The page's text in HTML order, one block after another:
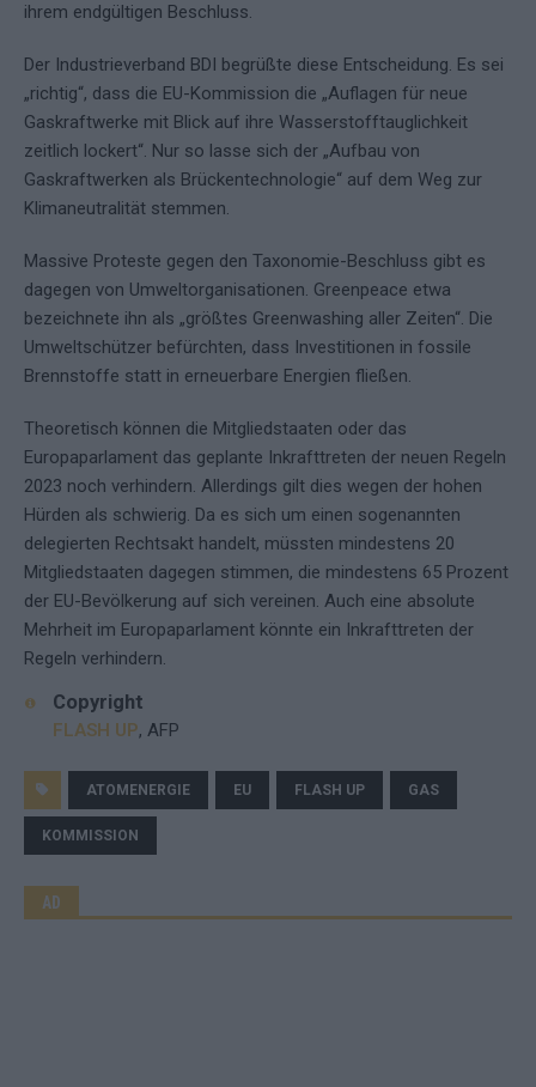
ihrem endgültigen Beschluss.
Der Industrieverband BDI begrüßte diese Entscheidung. Es sei
„richtig“, dass die EU-Kommission die „Auflagen für neue
Gaskraftwerke mit Blick auf ihre Wasserstofftauglichkeit
zeitlich lockert“. Nur so lasse sich der „Aufbau von
Gaskraftwerken als Brückentechnologie“ auf dem Weg zur
Klimaneutralität stemmen.
Massive Proteste gegen den Taxonomie-Beschluss gibt es
dagegen von Umweltorganisationen. Greenpeace etwa
bezeichnete ihn als „größtes Greenwashing aller Zeiten“. Die
Umweltschützer befürchten, dass Investitionen in fossile
Brennstoffe statt in erneuerbare Energien fließen.
Theoretisch können die Mitgliedstaaten oder das
Europaparlament das geplante Inkrafttreten der neuen Regeln
2023 noch verhindern. Allerdings gilt dies wegen der hohen
Hürden als schwierig. Da es sich um einen sogenannten
delegierten Rechtsakt handelt, müssten mindestens 20
Mitgliedstaaten dagegen stimmen, die mindestens 65 Prozent
der EU-Bevölkerung auf sich vereinen. Auch eine absolute
Mehrheit im Europaparlament könnte ein Inkrafttreten der
Regeln verhindern.
Copyright
FLASH UP, AFP
ATOMENERGIE EU FLASH UP GAS
KOMMISSION
AD